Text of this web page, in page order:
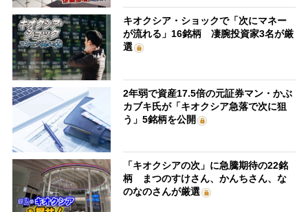
キオクシア・ショックで「次にマネー
が流れる」16銘柄 凄腕投資家3名が厳
選
2年弱で資産17.5倍の元証券マン・かぶ
カブキ氏が「キオクシア急落で次に狙
う」5銘柄を公開
「キオクシアの次」に急騰期待の22銘
柄 まつのすけさん、かんちさん、な
のなのさんが厳選